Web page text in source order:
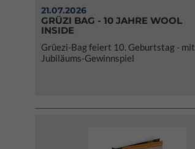
21.07.2026
GRÜZI BAG - 10 JAHRE WOOL
INSIDE
Grüezi-Bag feiert 10. Geburtstag - mit
Jubiläums-Gewinnspiel